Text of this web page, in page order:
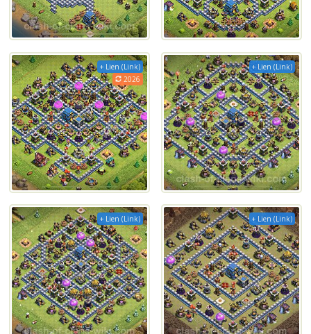
+ Lien (Link)
2026
+ Lien (Link)
+ Lien (Link) + Lien (Link)